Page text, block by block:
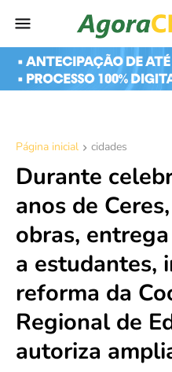
Página inicial cidades
Durante
anos de
obras,
a estudantes,
reforma da
Regional de
autoriza